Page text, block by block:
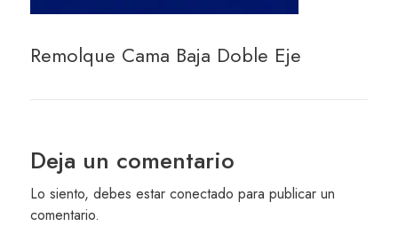
Remolque Cama Baja Doble Eje
Deja un comentario
Lo siento, debes estar conectado para publicar un
comentario.